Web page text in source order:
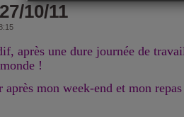
10/11
après une dure journée de
!
mon week-end et mon